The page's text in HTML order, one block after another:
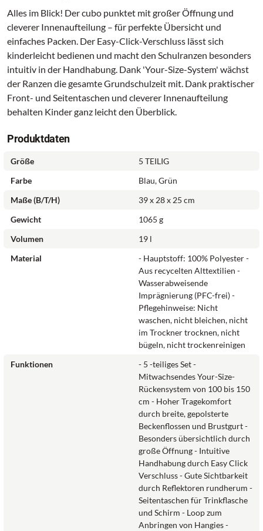
Alles im Blick! Der cubo punktet mit großer Öffnung und
cleverer Innenaufteilung – für perfekte Übersicht und
einfaches Packen. Der Easy-Click-Verschluss lässt sich
kinderleicht bedienen und macht den Schulranzen besonders
intuitiv in der Handhabung. Dank 'Your-Size-System' wächst
der Ranzen die gesamte Grundschulzeit mit. Dank praktischer
Front- und Seitentaschen und cleverer Innenaufteilung
behalten Kinder ganz leicht den Überblick.
Produktdaten
Größe
5 TEILIG
Farbe
Blau, Grün
Maße (B/T/H)
39 x 28 x 25 cm
Gewicht
1065 g
Volumen
19 l
Material
- Hauptstoff: 100% Polyester -
Aus recycelten Alttextilien -
Wasserabweisende
Imprägnierung (PFC-frei) -
Pflegehinweise: Nicht
waschen, nicht bleichen, nicht
im Trockner trocknen, nicht
bügeln, nicht trockenreinigen
Funktionen
- 5 -teiliges Set -
Mitwachsendes Your-Size-
Rückensystem von 100 bis 150
cm - Hoher Tragekomfort
durch breite, gepolsterte
Beckenflossen und Brustgurt -
Besonders übersichtlich durch
große Öffnung - Intuitive
Handhabung durch Easy Click
Verschluss - Gute Sichtbarkeit
durch Reflektoren rundherum -
Seitentaschen für Trinkflasche
und Schirm - Loop zum
Anbringen von Hangies -